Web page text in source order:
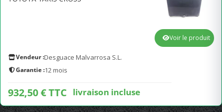
Vendeur :Desguace Malvarrosa S.L.
Garantie :12 mois
932,50 € TTC livraison incluse
Voir le produit